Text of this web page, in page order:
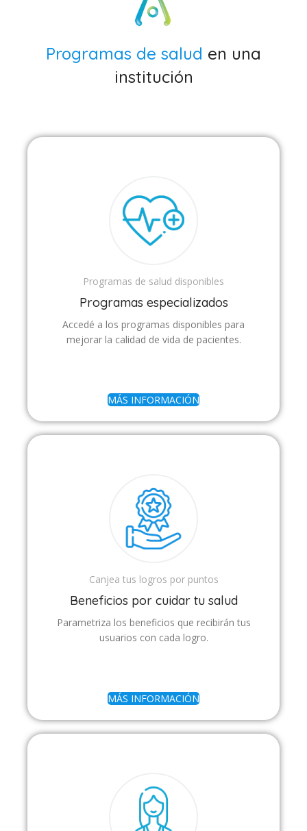
Programas de salud en una
institución
Programas de salud disponibles
Programas especializados
Accedé a los programas disponibles para
mejorar la calidad de vida de pacientes.
MÁS INFORMACIÓN
Canjea tus logros por puntos
Beneficios por cuidar tu salud
Parametriza los beneficios que recibirán tus
usuarios con cada logro.
MÁS INFORMACIÓN